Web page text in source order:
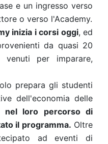
e un ingresso verso
o verso l'Academy.
inizia i corsi oggi, ed
da quasi 20
per imparare,
prepara gli studenti
dell'economia delle
nel loro percorso di
il programma. Oltre
ad eventi di